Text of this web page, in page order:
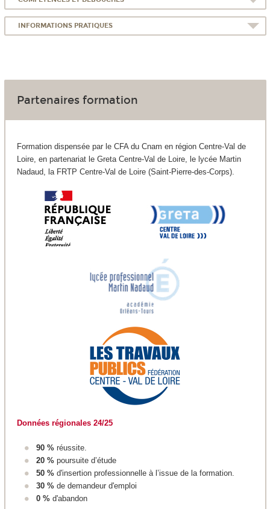
INFORMATIONS PRATIQUES
Partenaires formation
Formation dispensée par le CFA du Cnam en région Centre-Val de
Loire, en partenariat le Greta Centre-Val de Loire, le lycée Martin
Nadaud, la FRTP Centre-Val de Loire (Saint-Pierre-des-Corps).
Données régionales 24/25
90 % réussite.
20 % poursuite d’étude
50 % d'insertion professionnelle à l’issue de la formation.
30 % de demandeur d'emploi
0 % d'abandon